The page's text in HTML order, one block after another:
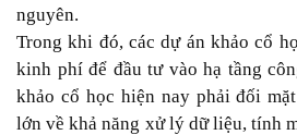
nguyên.
Trong khi đó, các dự án khảo cổ
kinh phí để đầu tư vào hạ tầng
khảo cổ học hiện nay phải đối
lớn về khả năng xử lý dữ liệu, tính